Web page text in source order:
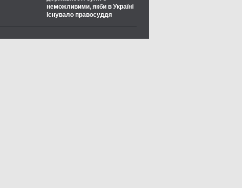
неможливими, якби в Україні
існувало правосуддя